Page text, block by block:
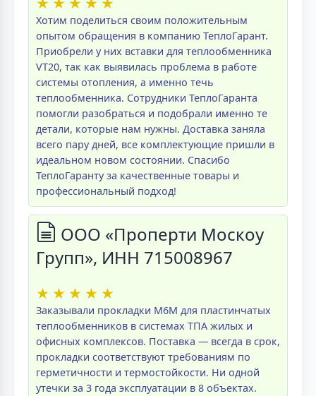
Хотим поделиться своим положительным
опытом обращения в компанию ТеплоГарант.
Приобрели у них вставки для теплообменника
VT20, так как выявилась проблема в работе
системы отопления, а именно течь
теплообменника. Сотрудники ТеплоГаранта
помогли разобраться и подобрали именно те
детали, которые нам нужны. Доставка заняла
всего пару дней, все комплектующие пришли в
идеальном новом состоянии. Спасибо
ТеплоГаранту за качественные товары и
профессиональный подход!
ООО «Проперти Москоу
Групп», ИНН 715008967
★ ★ ★ ★ ★
Заказывали прокладки M6M для пластинчатых
теплообменников в системах ТПА жилых и
офисных комплексов. Поставка — всегда в срок,
прокладки соответствуют требованиям по
герметичности и термостойкости. Ни одной
утечки за 3 года эксплуатации в 8 объектах.